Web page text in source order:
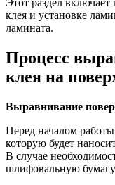
клея и установке
ламината.
Процесс
клея на
Выравнивание
Перед началом
которую будет
В случае
шлифовальную